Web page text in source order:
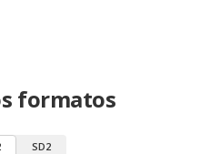
formatos
SD2